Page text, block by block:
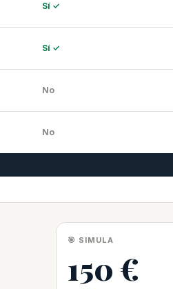
Sí ✓
Sí ✓
No
No
🎯 SIMULA
150 €